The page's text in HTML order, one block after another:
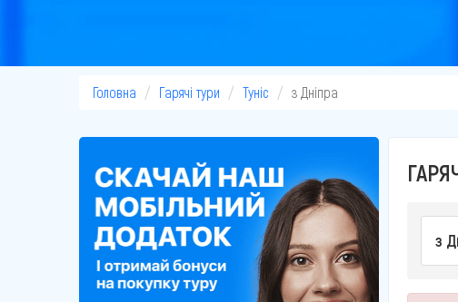
Головна Гарячі тури Туніс з Дніпра
з